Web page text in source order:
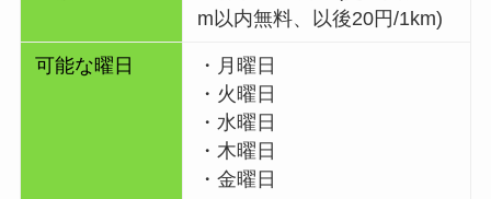
m以内無料、以後20円/1km)
可能な曜日
・月曜日
・火曜日
・水曜日
・木曜日
・金曜日